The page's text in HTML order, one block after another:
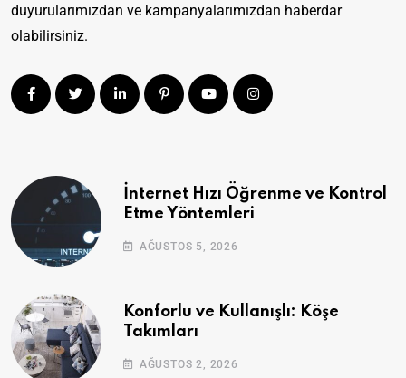
duyurularımızdan ve kampanyalarımızdan haberdar
olabilirsiniz.
İnternet Hızı Öğrenme ve Kontrol
Etme Yöntemleri
AĞUSTOS 5, 2026
Konforlu ve Kullanışlı: Köşe
Takımları
AĞUSTOS 2, 2026